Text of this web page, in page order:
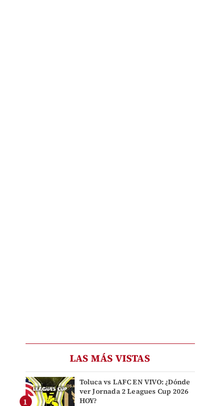
LAS MÁS VISTAS
Toluca vs LAFC EN VIVO: ¿Dónde
ver Jornada 2 Leagues Cup 2026
HOY?